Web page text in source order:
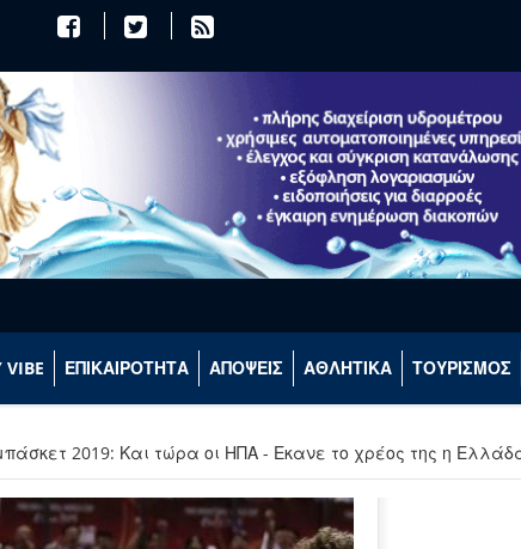
VIBE ΕΠΙΚΑΙΡΟΤΗΤΑ ΑΠΟΨΕΙΣ ΑΘΛΗΤΙΚΑ ΤΟΥΡΙΣΜΟΣ
2019: Και τώρα οι ΗΠΑ - Εκανε το χρέος της η